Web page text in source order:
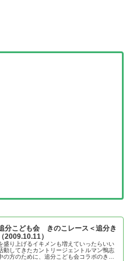
分こども会 きのこレース＜追分き
2009.10.11）
盛り上げるイキメンも増えていったらいい
動してきたカントリージェントルマン鴨志
の方のために、追分こども会コラボのきの